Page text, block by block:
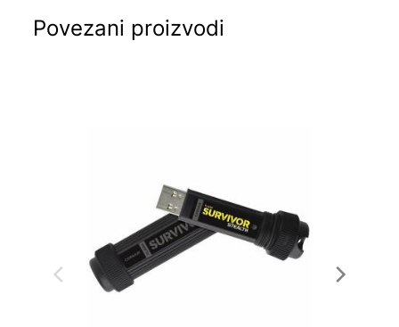
Povezani proizvodi